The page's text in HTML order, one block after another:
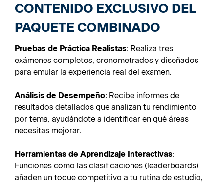
CONTENIDO EXCLUSIVO DEL
PAQUETE COMBINADO
Pruebas de Práctica Realistas: Realiza tres
exámenes completos, cronometrados y diseñados
para emular la experiencia real del examen.
Análisis de Desempeño: Recibe informes de
resultados detallados que analizan tu rendimiento
por tema, ayudándote a identificar en qué áreas
necesitas mejorar.
Herramientas de Aprendizaje Interactivas:
Funciones como las clasificaciones (leaderboards)
añaden un toque competitivo a tu rutina de estudio,